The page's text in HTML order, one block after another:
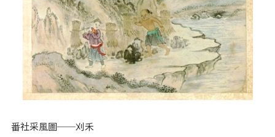
番社采風圖──刈禾